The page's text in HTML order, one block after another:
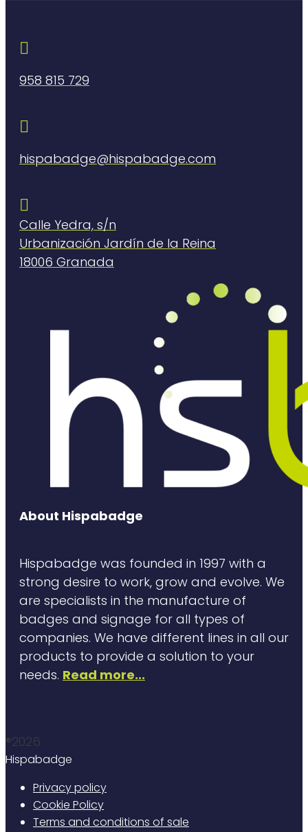

958 815 729

hispabadge@hispabadge.com

Calle Yedra, s/n
Urbanización Jardín de la Reina
18006 Granada
About Hispabadge
Hispabadge was founded in 1997 with a
strong desire to work, grow and evolve. We
are specialists in the manufacture of
badges and signage for all types of
companies. We have different lines in all our
products to provide a solution to your
needs. Read more...
®2026
Hispabadge
Privacy policy
Cookie Policy
Terms and conditions of sale